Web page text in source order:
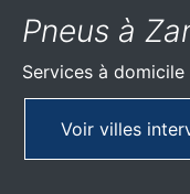
Pneus à
Services à
Voir villes